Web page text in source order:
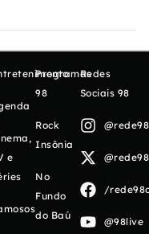
e
Programas
98
Rock
Insônia
No
Fundo
do Baú
Redes
Sociais 98
/
@98live